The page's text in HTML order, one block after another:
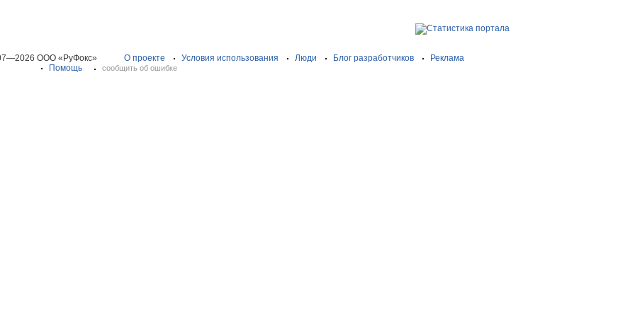
ООО «РуФокс» О проекте Условия использования Люди Блог разработчиков
Реклама
Помощь
сообщить об ошибке